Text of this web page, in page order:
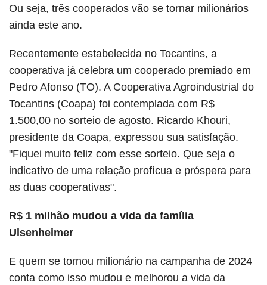
Ou seja, três cooperados vão se tornar milionários
ainda este ano.
Recentemente estabelecida no Tocantins, a
cooperativa já celebra um cooperado premiado em
Pedro Afonso (TO). A Cooperativa Agroindustrial do
Tocantins (Coapa) foi contemplada com R$
1.500,00 no sorteio de agosto. Ricardo Khouri,
presidente da Coapa, expressou sua satisfação.
"Fiquei muito feliz com esse sorteio. Que seja o
indicativo de uma relação profícua e próspera para
as duas cooperativas".
R$ 1 milhão mudou a vida da família
Ulsenheimer
E quem se tornou milionário na campanha de 2024
conta como isso mudou e melhorou a vida da